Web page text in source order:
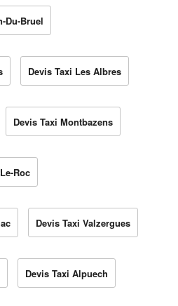
Du-Bruel
Devis Taxi Les Albres
Devis Taxi Montbazens
Roc
Devis Taxi Valzergues
Devis Taxi Alpuech